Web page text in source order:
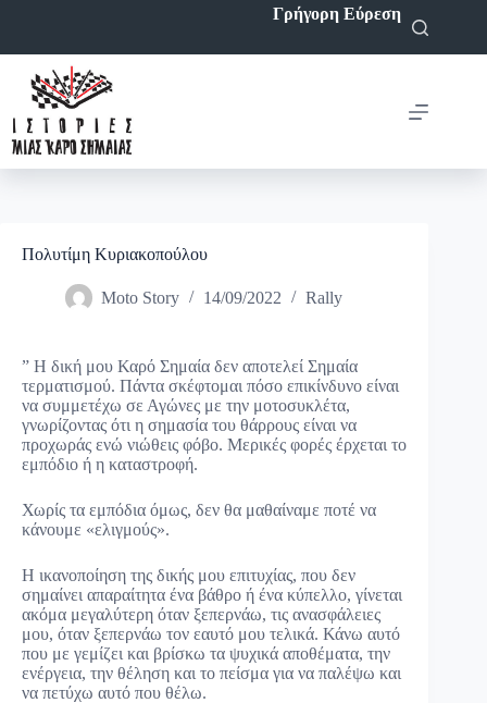
Γρήγορη Εύρεση
Πολυτίμη Κυριακοπούλου
Moto Story 14/09/2022 Rally
” Η δική μου Καρό Σημαία δεν αποτελεί Σημαία
τερματισμού. Πάντα σκέφτομαι πόσο επικίνδυνο είναι
να συμμετέχω σε Αγώνες με την μοτοσυκλέτα,
γνωρίζοντας ότι η σημασία του θάρρους είναι να
προχωράς ενώ νιώθεις φόβο. Μερικές φορές έρχεται το
εμπόδιο ή η καταστροφή.
Χωρίς τα εμπόδια όμως, δεν θα μαθαίναμε ποτέ να
κάνουμε «ελιγμούς».
Η ικανοποίηση της δικής μου επιτυχίας, που δεν
σημαίνει απαραίτητα ένα βάθρο ή ένα κύπελλο, γίνεται
ακόμα μεγαλύτερη όταν ξεπερνάω, τις ανασφάλειες
μου, όταν ξεπερνάω τον εαυτό μου τελικά. Κάνω αυτό
που με γεμίζει και βρίσκω τα ψυχικά αποθέματα, την
ενέργεια, την θέληση και το πείσμα για να παλέψω και
να πετύχω αυτό που θέλω.